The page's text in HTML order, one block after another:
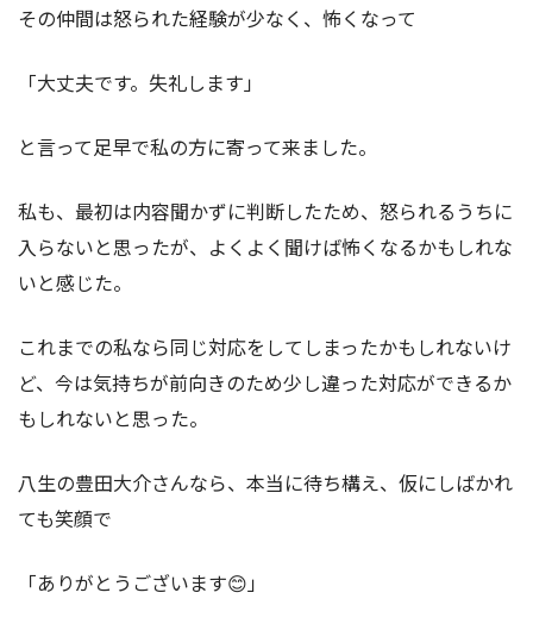
その仲間は怒られた経験が少なく、怖くなって
「大丈夫です。失礼します」
と言って足早で私の方に寄って来ました。
私も、最初は内容聞かずに判断したため、怒られるうちに
入らないと思ったが、よくよく聞けば怖くなるかもしれな
いと感じた。
これまでの私なら同じ対応をしてしまったかもしれないけ
ど、今は気持ちが前向きのため少し違った対応ができるか
もしれないと思った。
八生の豊田大介さんなら、本当に待ち構え、仮にしばかれ
ても笑顔で
「ありがとうございます😊」